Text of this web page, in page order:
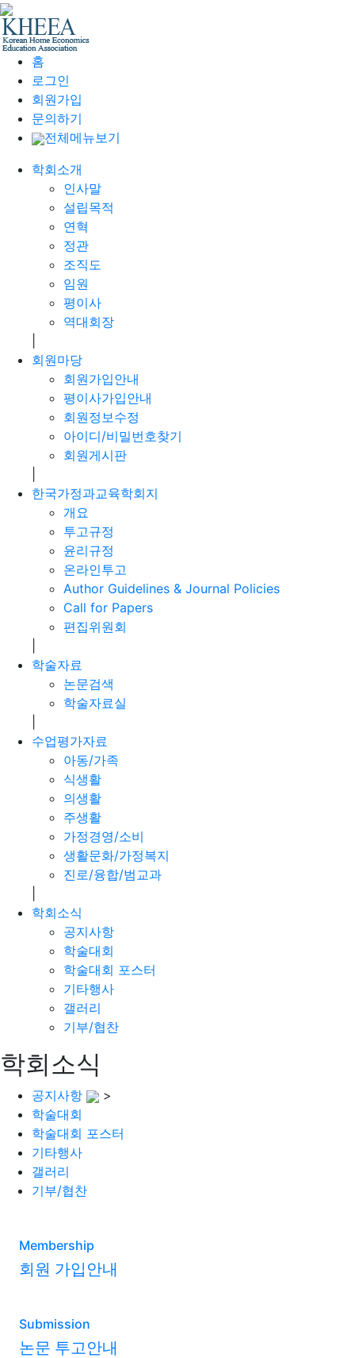
홈
로그인
회원가입
문의하기
전체메뉴보기
학회소개
인사말
설립목적
연혁
정관
조직도
임원
평이사
역대회장
회원마당
회원가입안내
평이사가입안내
회원정보수정
아이디/비밀번호찾기
회원게시판
한국가정과교육학회지
개요
투고규정
윤리규정
온라인투고
Author Guidelines & Journal Policies
Call for Papers
편집위원회
학술자료
논문검색
학술자료실
수업평가자료
아동/가족
식생활
의생활
주생활
가정경영/소비
생활문화/가정복지
진로/융합/범교과
학회소식
공지사항
학술대회
학술대회 포스터
기타행사
갤러리
기부/협찬
학회소식
공지사항
>
학술대회
학술대회 포스터
기타행사
갤러리
기부/협찬
Membership
회원 가입안내
Submission
논문 투고안내